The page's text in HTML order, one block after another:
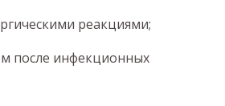
реакциями;
после инфекционных